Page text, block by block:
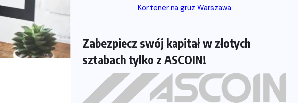
Kontener na gruz Warszawa
Zabezpiecz swój kapitał w złotych
sztabach tylko z ASCOIN!